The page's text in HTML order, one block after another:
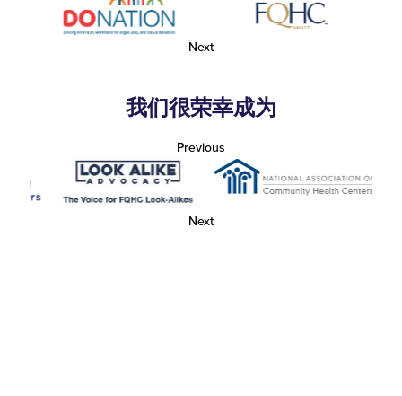
Next
我们很荣幸成为
Previous
Next